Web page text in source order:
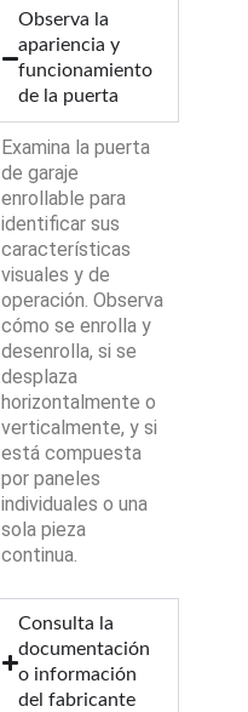
Observa la
apariencia y
funcionamiento
de la puerta
Examina la puerta
de garaje
enrollable para
identificar sus
características
visuales y de
operación. Observa
cómo se enrolla y
desenrolla, si se
desplaza
horizontalmente o
verticalmente, y si
está compuesta
por paneles
individuales o una
sola pieza
continua.
Consulta la
documentación
o información
del fabricante